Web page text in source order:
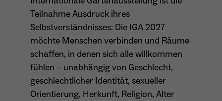
Anbieter TYPO3
Laufzeit Ende der Sitzung
Dieser Cookie teilt der Webseite mit, ob ein
Besucher im Typo3-Backend angemeldet ist
und die Rechte besitzt diese zu verwalten.
Zweck
Speichert vorübergehend Daten der
aktuellen Sitzung.
Name _pk_ref.*
Anbieter Matomo
Teilnahme Ausdruck ihres
Selbstverständnisses: Die IGA 2027
möchte Menschen verbinden und Räume
schaffen, in denen sich alle willkommen
fühlen – unabhängig von Geschlecht,
geschlechtlicher Identität, sexueller
Orientierung, Herkunft, Religion, Alter